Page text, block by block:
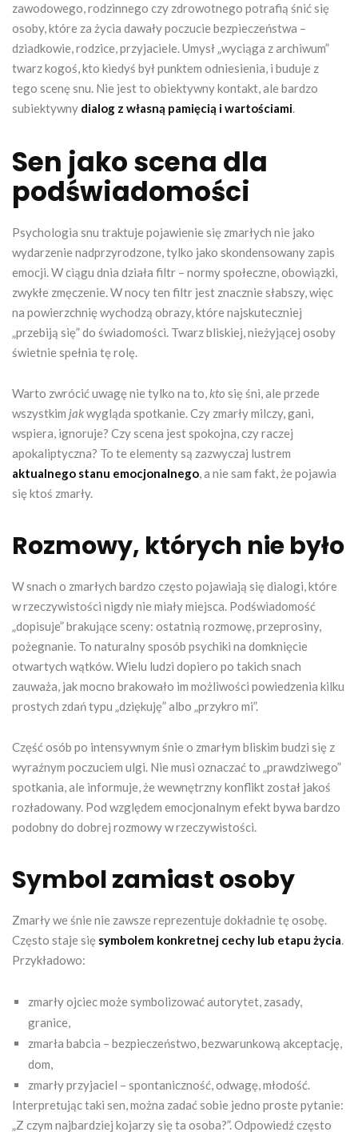
zawodowego, rodzinnego czy zdrowotnego potrafią śnić się
osoby, które za życia dawały poczucie bezpieczeństwa –
dziadkowie, rodzice, przyjaciele. Umysł „wyciąga z archiwum”
twarz kogoś, kto kiedyś był punktem odniesienia, i buduje z
tego scenę snu. Nie jest to obiektywny kontakt, ale bardzo
subiektywny dialog z własną pamięcią i wartościami
Sen jako scena dla
podświadomości
Psychologia snu traktuje pojawienie się zmarłych nie jako
wydarzenie nadprzyrodzone, tylko jako skondensowany zapis
emocji. W ciągu dnia działa filtr – normy społeczne, obowiązki,
zwykłe zmęczenie. W nocy ten filtr jest znacznie słabszy, więc
na powierzchnię wychodzą obrazy, które najskuteczniej
„przebiją się” do świadomości. Twarz bliskiej, nieżyjącej osoby
świetnie spełnia tę rolę.
Warto zwrócić uwagę nie tylko na to, kto się śni, ale przede
wszystkim jakwygląda spotkanie. Czy zmarły milczy, gani,
wspiera, ignoruje? Czy scena jest spokojna, czy raczej
apokaliptyczna? To te elementy są zazwyczaj lustrem
aktualnego stanu emocjonalnego , a nie sam fakt, że pojawia
się ktoś zmarły.
Rozmowy, których nie było
W snach o zmarłych bardzo często pojawiają się dialogi, które
w rzeczywistości nigdy nie miały miejsca. Podświadomość
„dopisuje” brakujące sceny: ostatnią rozmowę, przeprosiny,
pożegnanie. To naturalny sposób psychiki na domknięcie
otwartych wątków. Wielu ludzi dopiero po takich snach
zauważa, jak mocno brakowało im możliwości powiedzenia kilku
prostych zdań typu „dziękuję” albo „przykro mi”.
Część osób po intensywnym śnie o zmarłym bliskim budzi się z
wyraźnym poczuciem ulgi. Nie musi oznaczać to „prawdziwego”
spotkania, ale informuje, że wewnętrzny konflikt został jakoś
rozładowany. Pod względem emocjonalnym efekt bywa bardzo
podobny do dobrej rozmowy w rzeczywistości.
Symbol zamiast osoby
Zmarły we śnie nie zawsze reprezentuje dokładnie tę osobę.
Często staje się symbolem konkretnej cechy lub etapu życia
Przykładowo:
zmarły ojciec może symbolizować autorytet, zasady,
granice,
zmarła babcia – bezpieczeństwo, bezwarunkową akceptację,
dom,
zmarły przyjaciel – spontaniczność, odwagę, młodość.
Interpretując taki sen, można zadać sobie jedno proste pytanie:
„Z czym najbardziej kojarzy się ta osoba?”. Odpowiedź często